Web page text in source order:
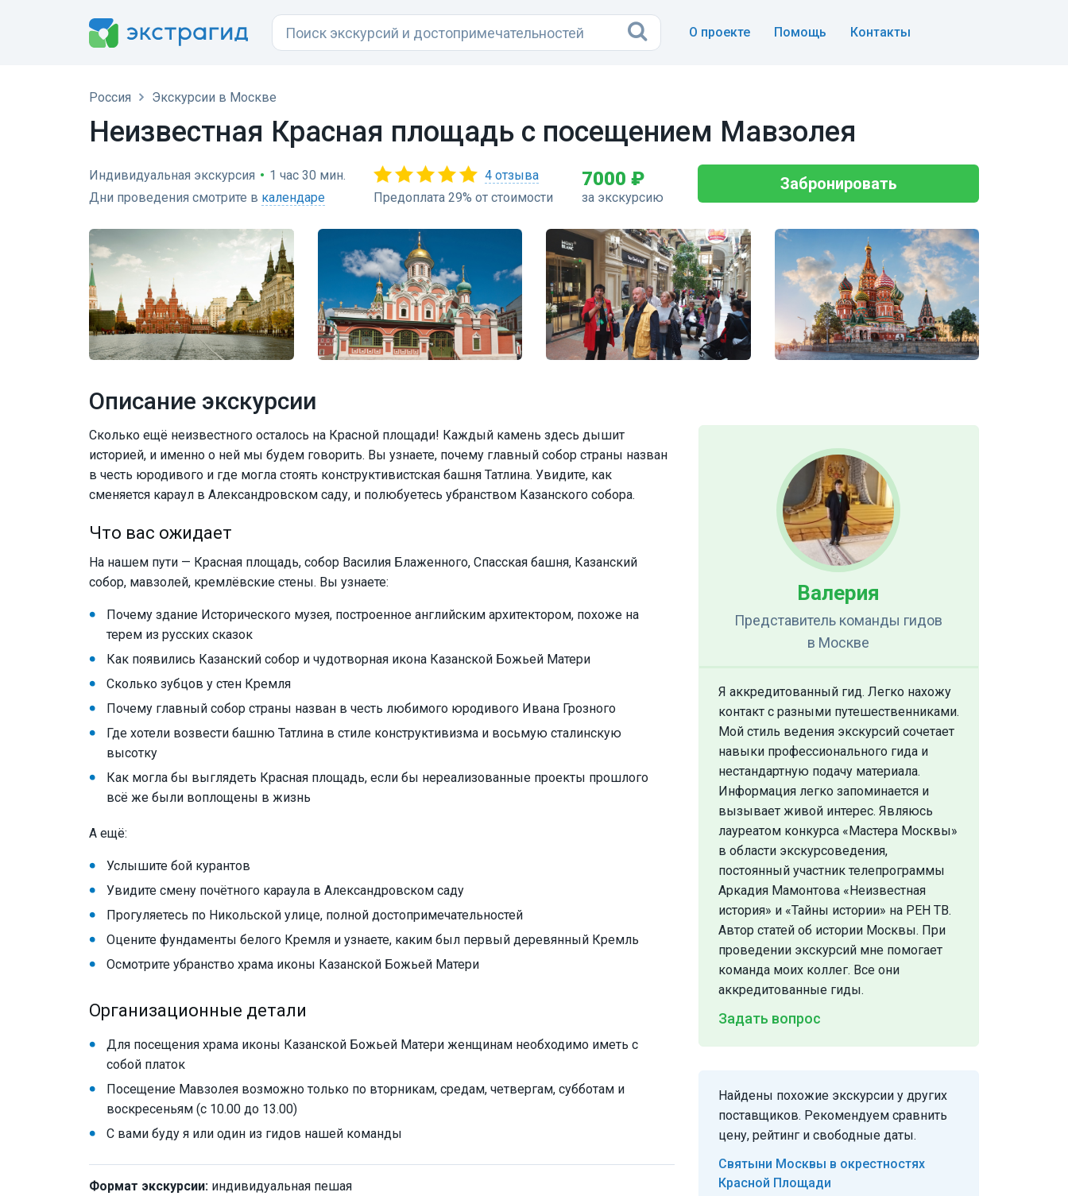
О проекте Помощь Контакты
Россия Экскурсии в Москве
Неизвестная Красная площадь c посещением Мавзолея
Индивидуальная экскурсия • 1 час 30 мин.
Дни проведения смотрите в календаре
4 отзыва
Предоплата 29% от стоимости
7000 ₽
за экскурсию
Забронировать
Описание экскурсии
Сколько ещё неизвестного осталось на Красной площади! Каждый камень здесь дышит
историей, и именно о ней мы будем говорить. Вы узнаете, почему главный собор страны назван
в честь юродивого и где могла стоять конструктивистская башня Татлина. Увидите, как
сменяется караул в Александровском саду, и полюбуетесь убранством Казанского собора.
Что вас ожидает
На нашем пути — Красная площадь, собор Василия Блаженного, Спасская башня, Казанский
собор, мавзолей, кремлёвские стены. Вы узнаете:
Почему здание Исторического музея, построенное английским архитектором, похоже на
терем из русских сказок
Как появились Казанский собор и чудотворная икона Казанской Божьей Матери
Сколько зубцов у стен Кремля
Почему главный собор страны назван в честь любимого юродивого Ивана Грозного
Где хотели возвести башню Татлина в стиле конструктивизма и восьмую сталинскую
высотку
Как могла бы выглядеть Красная площадь, если бы нереализованные проекты прошлого
всё же были воплощены в жизнь
А ещё:
Услышите бой курантов
Увидите смену почётного караула в Александровском саду
Прогуляетесь по Никольской улице, полной достопримечательностей
Оцените фундаменты белого Кремля и узнаете, каким был первый деревянный Кремль
Осмотрите убранство храма иконы Казанской Божьей Матери
Организационные детали
Для посещения храма иконы Казанской Божьей Матери женщинам необходимо иметь с
собой платок
Посещение Мавзолея возможно только по вторникам, средам, четвергам, субботам и
воскресеньям (с 10.00 до 13.00)
С вами буду я или один из гидов нашей команды
Формат экскурсии: индивидуальная пешая
Валерия
Представитель команды гидов
в Москве
Я аккредитованный гид. Легко нахожу
контакт с разными путешественниками.
Мой стиль ведения экскурсий сочетает
навыки профессионального гида и
нестандартную подачу материала.
Информация легко запоминается и
вызывает живой интерес. Являюсь
лауреатом конкурса «Мастера Москвы»
в области экскурсоведения,
постоянный участник телепрограммы
Аркадия Мамонтова «Неизвестная
история» и «Тайны истории» на РЕН ТВ.
Автор статей об истории Москвы. При
проведении экскурсий мне помогает
команда моих коллег. Все они
аккредитованные гиды.
Задать вопрос
Найдены похожие экскурсии у других
поставщиков. Рекомендуем сравнить
цену, рейтинг и свободные даты.
Святыни Москвы в окрестностях
Красной Площади